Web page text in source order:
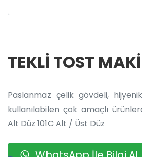
TEKLİ TOST
Paslanmaz çelik gövdeli,
kullanılabilen çok amaçlı
Alt Düz 101C Alt / Üst Düz